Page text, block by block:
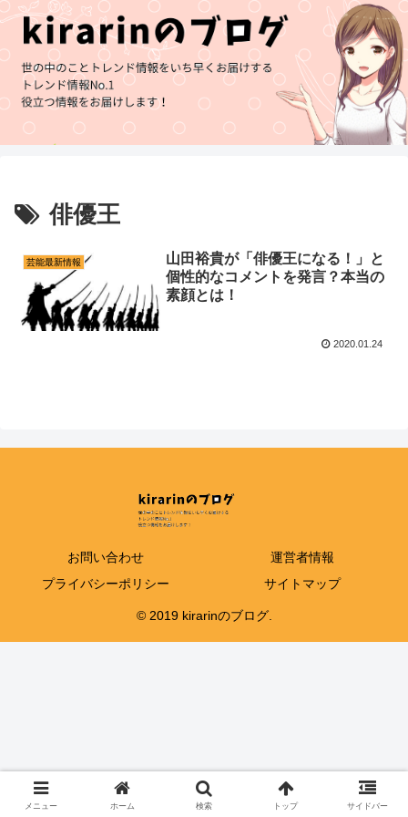
俳優王
芸能最新情報
山田裕貴が「俳優王になる！」と
個性的なコメントを発言？本当の
素顔とは！
2020.01.24
お問い合わせ
運営者情報
プライバシーポリシー
サイトマップ
© 2019 kirarinのブログ.
メニュー ホーム 検索 トップ サイドバー